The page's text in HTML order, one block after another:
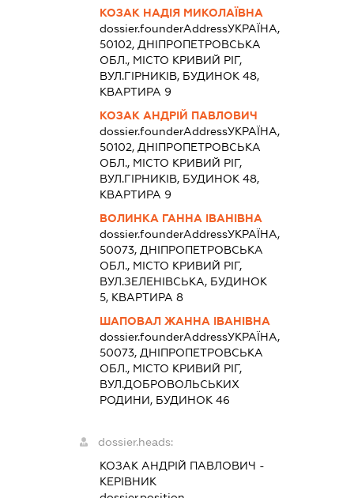
КОЗАК НАДІЯ МИКОЛАЇВНА
dossier.founderAddressУКРАЇНА,
50102, ДНІПРОПЕТРОВСЬКА
ОБЛ., МІСТО КРИВИЙ РІГ,
ВУЛ.ГІРНИКІВ, БУДИНОК 48,
КВАРТИРА 9
КОЗАК АНДРІЙ ПАВЛОВИЧ
dossier.founderAddressУКРАЇНА,
50102, ДНІПРОПЕТРОВСЬКА
ОБЛ., МІСТО КРИВИЙ РІГ,
ВУЛ.ГІРНИКІВ, БУДИНОК 48,
КВАРТИРА 9
ВОЛИНКА ГАННА ІВАНІВНА
dossier.founderAddressУКРАЇНА,
50073, ДНІПРОПЕТРОВСЬКА
ОБЛ., МІСТО КРИВИЙ РІГ,
ВУЛ.ЗЕЛЕНІВСЬКА, БУДИНОК
5, КВАРТИРА 8
ШАПОВАЛ ЖАННА ІВАНІВНА
dossier.founderAddressУКРАЇНА,
50073, ДНІПРОПЕТРОВСЬКА
ОБЛ., МІСТО КРИВИЙ РІГ,
ВУЛ.ДОБРОВОЛЬСЬКИХ
РОДИНИ, БУДИНОК 46
dossier.heads:
КОЗАК АНДРІЙ ПАВЛОВИЧ -
КЕРІВНИК